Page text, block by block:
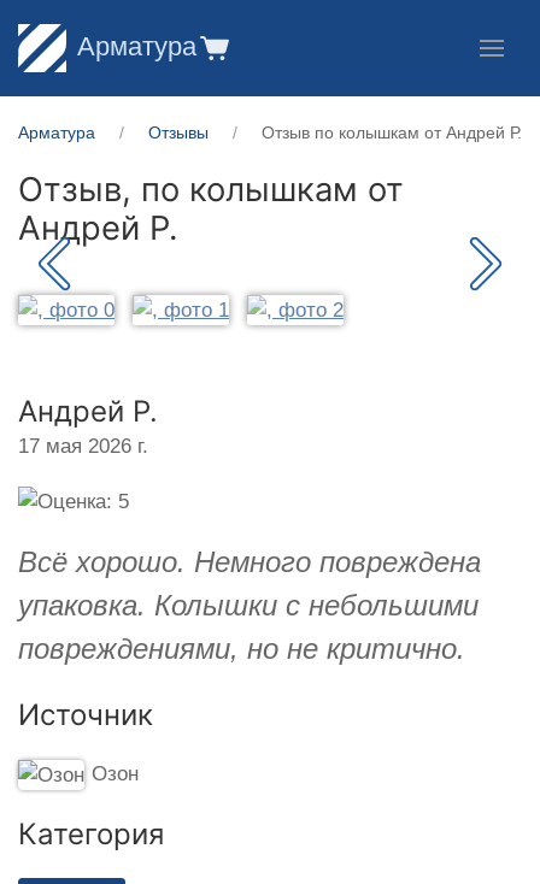
Арматура
Арматура Отзывы Отзыв по колышкам от Андрей Р.
Отзыв, по колышкам от
Андрей Р.
Андрей Р.
17 мая 2026 г.
Всё хорошо. Немного повреждена
упаковка. Колышки с небольшими
повреждениями, но не критично.
Источник
Озон
Категория